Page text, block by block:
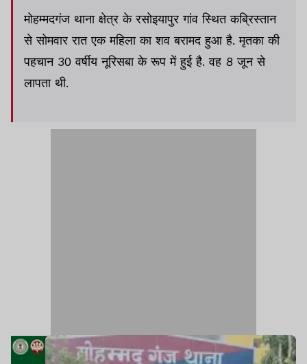
मोहम्मदगंज थाना क्षेत्र के रसोइयापुर गांव स्थित कब्रिस्तान
से सोमवार रात एक महिला का शव बरामद हुआ है. मृतका की
पहचान 30 वर्षीय नूरिसबा के रूप में हुई है. वह 8 जून से
लापता थी.